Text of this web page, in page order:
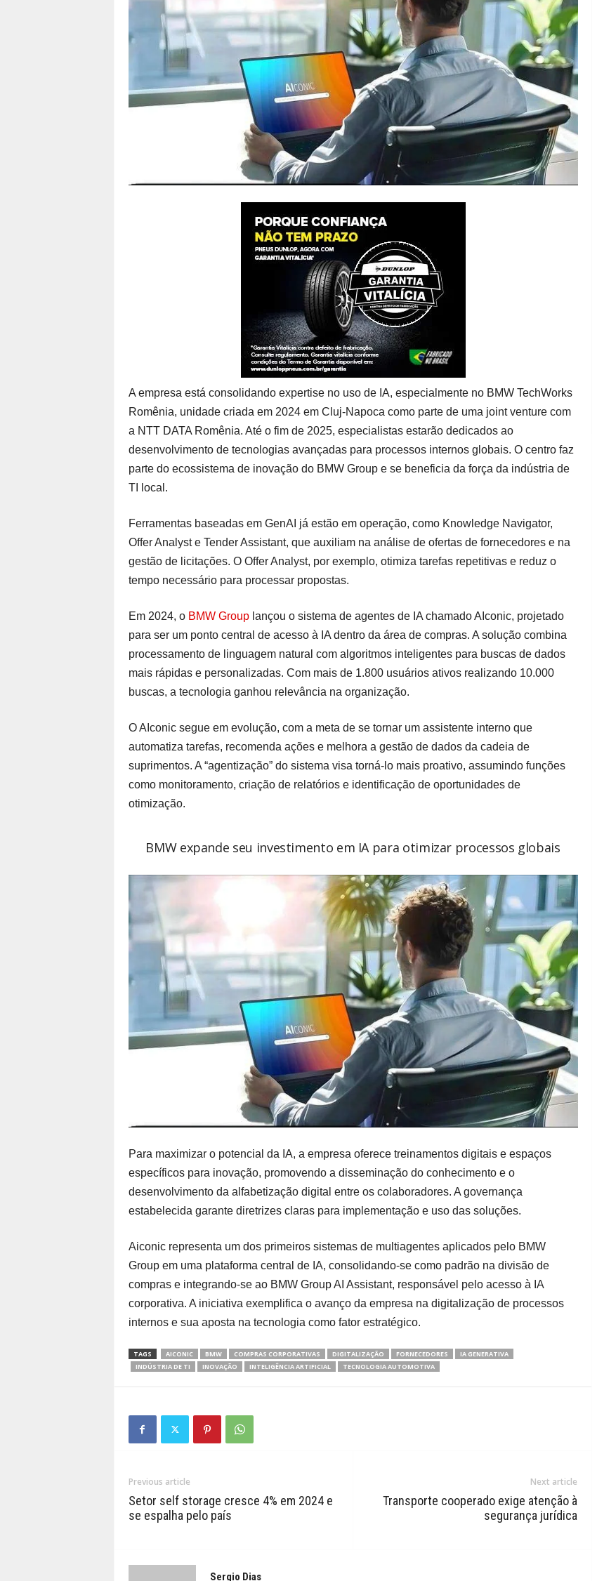
A empresa está consolidando expertise no uso de IA, especialmente no BMW TechWorks
Romênia, unidade criada em 2024 em Cluj-Napoca como parte de uma joint venture com
a NTT DATA Romênia. Até o fim de 2025, especialistas estarão dedicados ao
desenvolvimento de tecnologias avançadas para processos internos globais. O centro faz
parte do ecossistema de inovação do BMW Group e se beneficia da força da indústria de
TI local.
Ferramentas baseadas em GenAI já estão em operação, como Knowledge Navigator,
Offer Analyst e Tender Assistant, que auxiliam na análise de ofertas de fornecedores e na
gestão de licitações. O Offer Analyst, por exemplo, otimiza tarefas repetitivas e reduz o
tempo necessário para processar propostas.
Em 2024, o BMW Grouplançou o sistema de agentes de IA chamado AIconic, projetado
para ser um ponto central de acesso à IA dentro da área de compras. A solução combina
processamento de linguagem natural com algoritmos inteligentes para buscas de dados
mais rápidas e personalizadas. Com mais de 1.800 usuários ativos realizando 10.000
buscas, a tecnologia ganhou relevância na organização.
O AIconic segue em evolução, com a meta de se tornar um assistente interno que
automatiza tarefas, recomenda ações e melhora a gestão de dados da cadeia de
suprimentos. A “agentização” do sistema visa torná-lo mais proativo, assumindo funções
como monitoramento, criação de relatórios e identificação de oportunidades de
otimização.
BMW expande seu investimento em IA para otimizar processos globais
Para maximizar o potencial da IA, a empresa oferece treinamentos digitais e espaços
específicos para inovação, promovendo a disseminação do conhecimento e o
desenvolvimento da alfabetização digital entre os colaboradores. A governança
estabelecida garante diretrizes claras para implementação e uso das soluções.
Aiconic representa um dos primeiros sistemas de multiagentes aplicados pelo BMW
Group em uma plataforma central de IA, consolidando-se como padrão na divisão de
compras e integrando-se ao BMW Group AI Assistant, responsável pelo acesso à IA
corporativa. A iniciativa exemplifica o avanço da empresa na digitalização de processos
internos e sua aposta na tecnologia como fator estratégico.
TAGS AICONIC BMW COMPRAS CORPORATIVAS DIGITALIZAÇÃO FORNECEDORES
IA GENERATIVA
INDÚSTRIA DE TI
INOVAÇÃO INTELIGÊNCIA ARTIFICIAL TECNOLOGIA AUTOMOTIVA
Previous article
Setor self storage cresce 4% em 2024 e
se espalha pelo país
Next article
Transporte cooperado exige atenção à
segurança jurídica
Sergio Dias